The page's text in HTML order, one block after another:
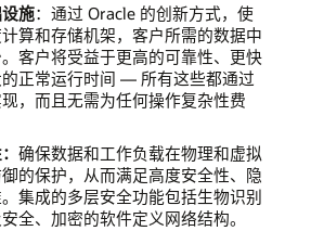
施：通过 Oracle 的创新方式，使
算和存储机架，客户所需的数据中
客户将受益于更高的可靠性、更快
正常运行时间 — 所有这些都通过
，而且无需为任何操作复杂性费
确保数据和工作负载在物理和虚拟
的保护，从而满足高度安全性、隐
集成的多层安全功能包括生物识别
全、加密的软件定义网络结构。